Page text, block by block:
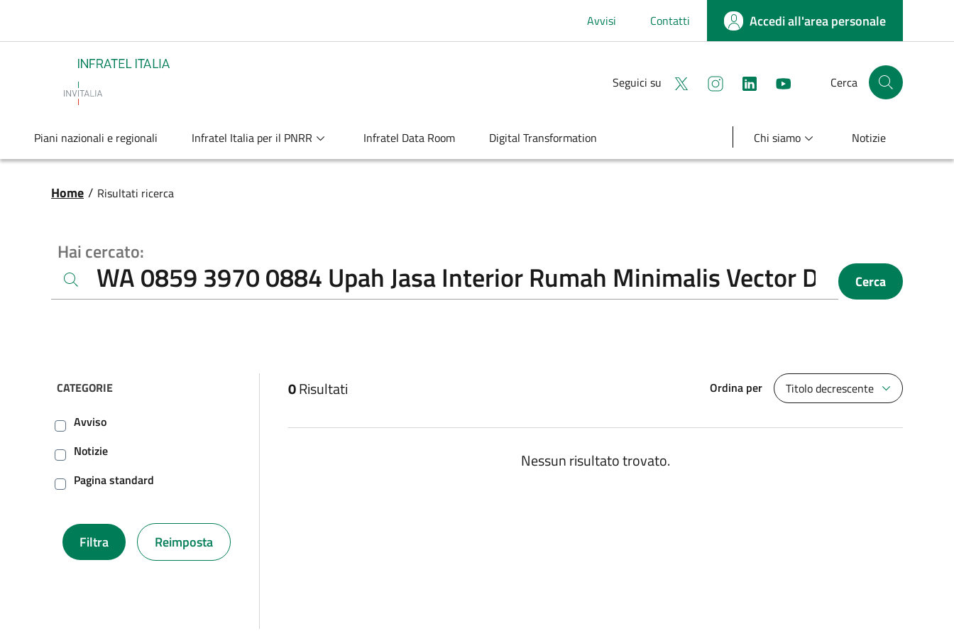
Avvisi Contatti Accedi all'area personale
Infratel Seguici su Seguici su XSeguici su instagram
linkedin youtubeCerca Cerca nel sito
Piani nazionali e regionali Infratel Italia per il PNRR Infratel Data Room Digital Transformation Chi siamo Notizie
Briciole di pane
Home / Risultati ricerca
Hai cercato:
Cerca
filtri da applicare
CATEGORIE
CLICCANDO SU UNA DELLE CHECKBOX LA PAGINA VERRÀ RICARICATA
Avviso
Notizie
Pagina standard
Filtra Reimposta
0Risultati Ordina per Titolo decrescente
Nessun risultato trovato.